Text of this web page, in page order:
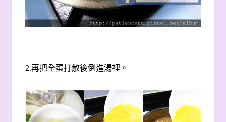
2.再把全蛋打散後倒進湯裡。